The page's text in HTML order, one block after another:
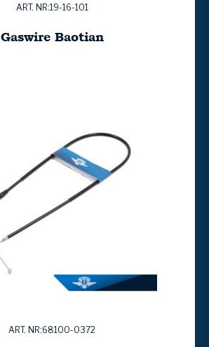
ART. NR:19-16-101
Gaswire Baotian
ART. NR:68100-0372